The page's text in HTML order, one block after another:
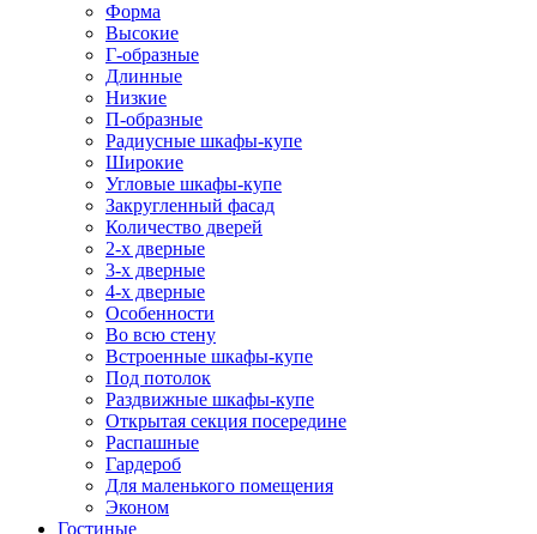
Форма
Высокие
Г-образные
Длинные
Низкие
П-образные
Радиусные шкафы-купе
Широкие
Угловые шкафы-купе
Закругленный фасад
Количество дверей
2-х дверные
3-х дверные
4-х дверные
Особенности
Во всю стену
Встроенные шкафы-купе
Под потолок
Раздвижные шкафы-купе
Открытая секция посередине
Распашные
Гардероб
Для маленького помещения
Эконом
Гостиные